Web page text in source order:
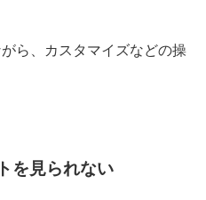
ら、カスタマイズなどの操
を見られない